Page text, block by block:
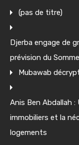
(pas de titre)
Djerba engage de
prévision du
Mubawab
Anis Ben Abdallah
immobiliers et la
logements